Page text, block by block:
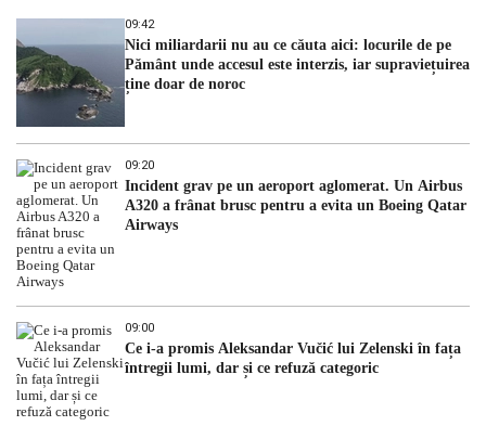
09:42
Nici miliardarii nu au ce căuta aici: locurile de pe
Pământ unde accesul este interzis, iar supraviețuirea
ține doar de noroc
09:20
Incident grav pe un aeroport aglomerat. Un Airbus
A320 a frânat brusc pentru a evita un Boeing Qatar
Airways
09:00
Ce i-a promis Aleksandar Vučić lui Zelenski în fața
întregii lumi, dar și ce refuză categoric